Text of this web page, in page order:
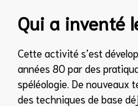
Qui a inventé
Cette activité s’est
années 80 par des
spéléologie. De nouveaux
des techniques de base